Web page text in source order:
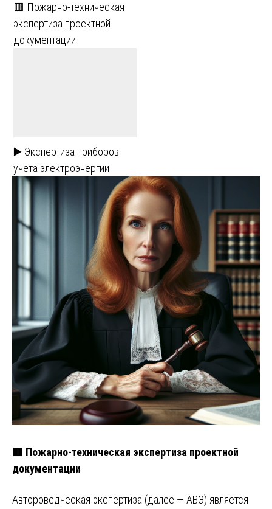
🟥 Пожарно-техническая
экспертиза проектной
документации
▶️ Экспертиза приборов
учета электроэнергии
🟥 Пожарно-техническая экспертиза проектной
документации
Автороведческая экспертиза (далее — АВЭ) является